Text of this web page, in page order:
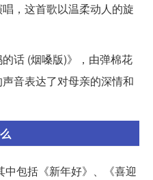
，这首歌以温柔动人的旋
话 (烟嗓版)》，由弹棉花
音表达了对母亲的深情和
包括《新年好》、《喜迎